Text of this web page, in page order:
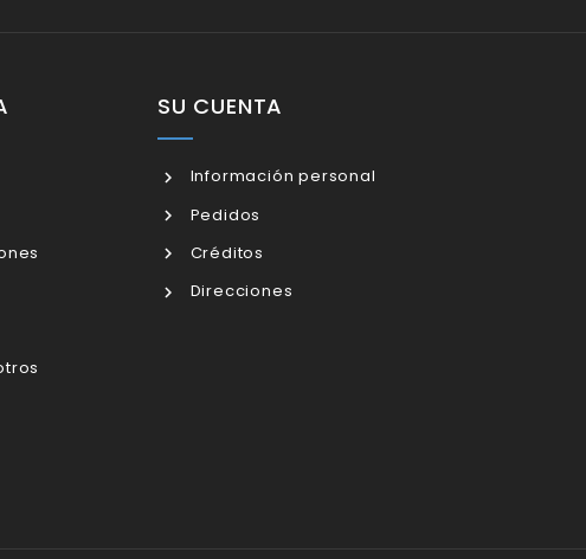
SU CUENTA
Información personal
Pedidos
Créditos
Direcciones